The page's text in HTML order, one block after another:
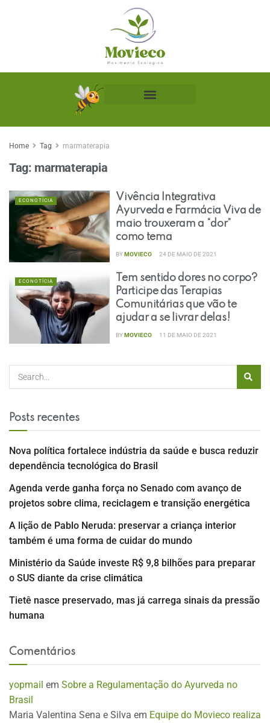
Home Tag marmaterapia
Tag: marmaterapia
ECONOTÍCIA
Vivência Integrativa
Ayurveda e Farmácia Viva de
maio trouxeram a “dor”
como tema
BYMOVIECO 24 DE MAIO DE 2021
ECONOTÍCIA
Tem sentido dores no corpo?
Participe das Terapias
Comunitárias que vão te
ajudar a se livrar delas!
BYMOVIECO 11 DE MAIO DE 2021
Posts recentes
Nova política fortalece indústria da saúde e busca reduzir
dependência tecnológica do Brasil
Agenda verde ganha força no Senado com avanço de
projetos sobre clima, reciclagem e transição energética
A lição de Pablo Neruda: preservar a criança interior
também é uma forma de cuidar do mundo
Ministério da Saúde investe R$ 9,8 bilhões para preparar
o SUS diante da crise climática
Tietê nasce preservado, mas já carrega sinais da pressão
humana
Comentários
yopmail em Sobre a Regulamentação do Ayurveda no
Brasil
Maria Valentina Sena e Silva em Equipe do Movieco realiza